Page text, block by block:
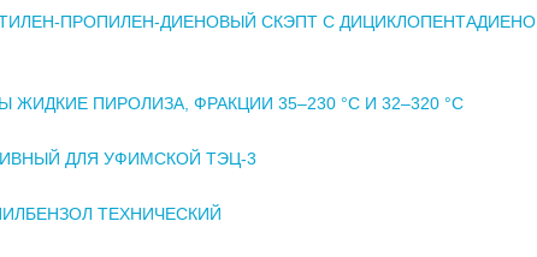
ПРОПИЛЕН-ДИЕНОВЫЙ СКЭПТ С
ЖИДКИЕ ПИРОЛИЗА, ФРАКЦИИ 35–230 °С И 32–320 °С
ДЛЯ УФИМСКОЙ ТЭЦ-3
ТЕХНИЧЕСКИЙ